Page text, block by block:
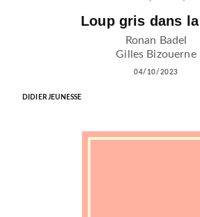
Loup gris dans
Ronan Badel
Gilles Bizouerne
04/10/2023
DIDIER JEUNESSE